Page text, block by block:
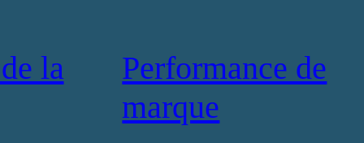
la
Performance de
marque